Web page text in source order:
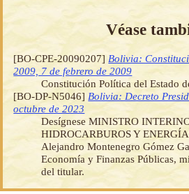
Véase
[BO-CPE-20090207] Bolivia:
2009, 7 de febrero de 2009
Constitución Política del Estado
[BO-DP-N5046] Bolivia: Decreto
octubre de 2023
Desígnese MINISTRO
HIDROCARBUROS Y
Alejandro Montenegro Gómez
Economía y Finanzas Públicas,
del titular.